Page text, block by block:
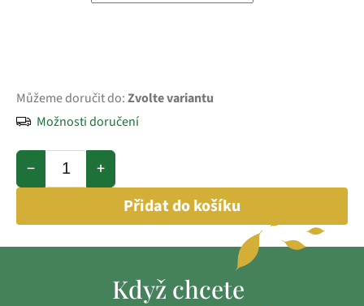
Můžeme doručit do:Zvolte variantu
Možnosti doručení
+
−
Přidat do košíku
Když chcete